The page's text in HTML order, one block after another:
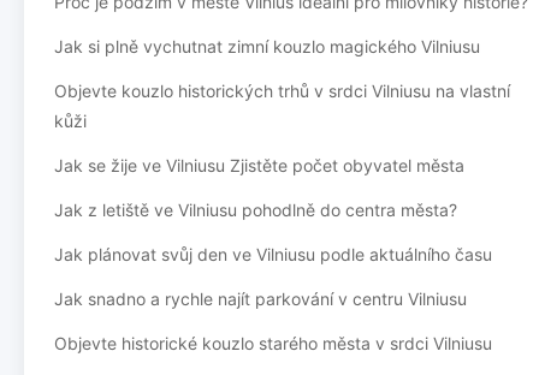
Jak si plně vychutnat zimní kouzlo magického Vilniusu
Objevte kouzlo historických trhů v srdci Vilniusu na vlastní
kůži
Jak se žije ve Vilniusu Zjistěte počet obyvatel města
Jak z letiště ve Vilniusu pohodlně do centra města?
Jak plánovat svůj den ve Vilniusu podle aktuálního času
Jak snadno a rychle najít parkování v centru Vilniusu
Objevte historické kouzlo starého města v srdci Vilniusu